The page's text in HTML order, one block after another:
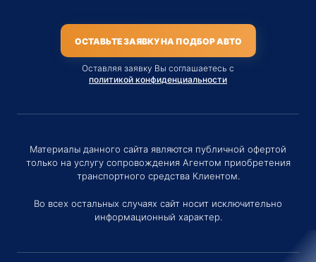
ОСТАВЬТЕ ЗАЯВКУ НА ПОДБОР АВТО
Оставляя заявку Вы соглашаетесь с
политикой конфиденциальности
Материалы данного сайта являются публичной офертой
только на услугу сопровождения Агентом приобретения
транспортного средства Клиентом.
Во всех остальных случаях сайт носит исключительно
информационный характер.